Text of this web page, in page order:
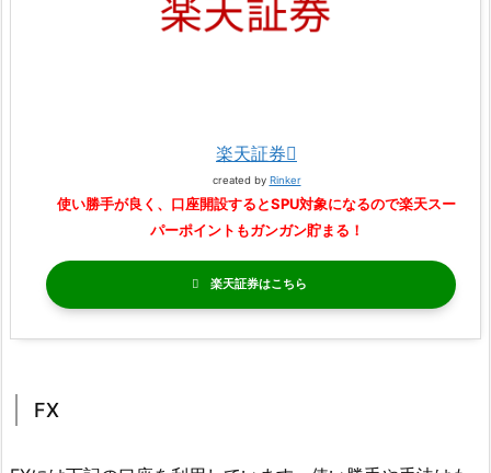
楽天証券
created by Rinker
使い勝手が良く、口座開設するとSPU対象になるので楽天スー
パーポイントもガンガン貯まる！
楽天証券
FX